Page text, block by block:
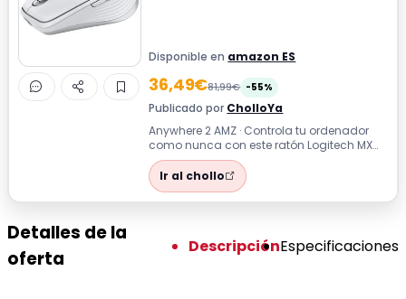
Disponible en amazon ES
36,49€81,99€ -55%
Publicado por CholloYa
Anywhere 2 AMZ · Controla tu ordenador
como nunca con este ratón Logitech MX
Anywhere 2. Catalogado como uno de los
m...Ir al chollo
Detalles de la
oferta
DescripciónEspecificaciones